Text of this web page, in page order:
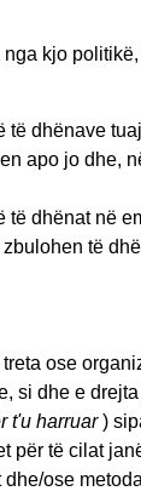
kjo
të dhënave
apo jo dhe,
dhënat në
të
ose
si dhe e
t'u harruar)
për të cilat
dhe/ose